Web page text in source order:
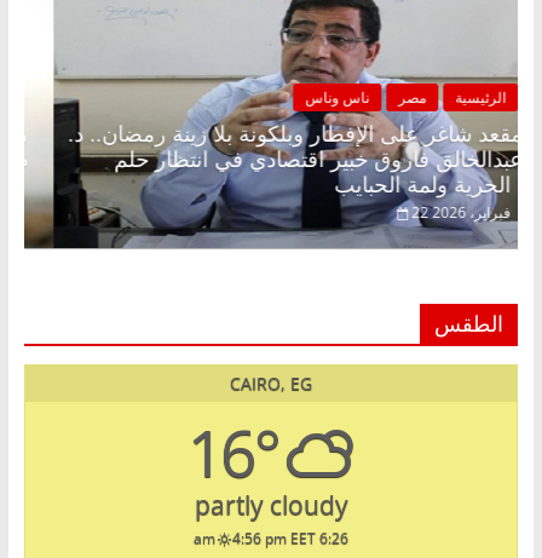
الرئيسية مصر ناس وناس
مقعد شاغر على الإفطار وبلكونة بلا زينة رمضان.. د.
عبدالخالق فاروق خبير اقتصادي في انتظار حلم
الحرية ولمة الحبايب
22 فبراير، 2026
الطقس
CAIRO, EG
16°
partly cloudy
6:26 am
4:56 pm EET